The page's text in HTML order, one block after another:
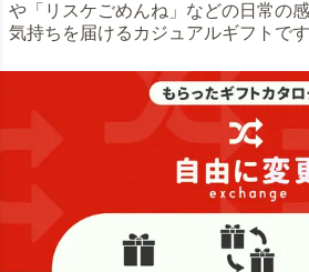
や「リスケごめんね」などの日常の
気持ちを届けるカジュアルギフトです